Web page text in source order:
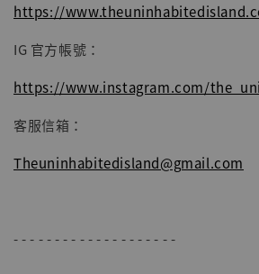
https://
IG 官方帳號：
https://www.instagram.com/
客服信箱：
Theuninhabitedisland@gmail.com
- - - - - - - - - - - - - - - - - - - -